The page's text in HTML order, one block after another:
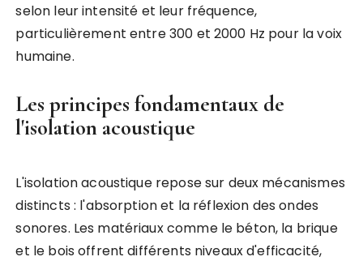
selon leur intensité et leur fréquence,
particulièrement entre 300 et 2000 Hz pour la voix
humaine.
Les principes fondamentaux de
l'isolation acoustique
L'isolation acoustique repose sur deux mécanismes
distincts : l'absorption et la réflexion des ondes
sonores. Les matériaux comme le béton, la brique
et le bois offrent différents niveaux d'efficacité,